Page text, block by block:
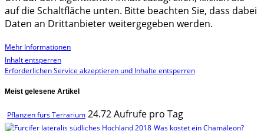
auf die Schaltfläche unten. Bitte beachten Sie, dass dabei
Daten an Drittanbieter weitergegeben werden.
Mehr Informationen
Inhalt entsperren
Erforderlichen Service akzeptieren und Inhalte entsperren
Meist gelesene Artikel
Pflanzen fürs Terrarium 24.72 Aufrufe pro Tag
Was kostet ein Chamäleon?